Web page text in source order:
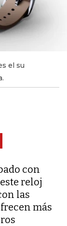
el su
con
reloj
las
más